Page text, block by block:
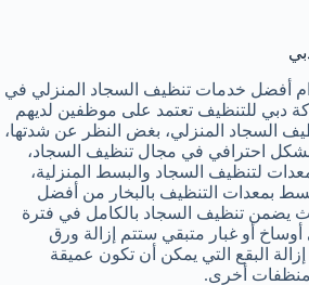
أفضل خدمات تنظيف السجاد المنزلي في
دبي للتنظيف تعتمد على موظفين لديهم
السجاد المنزلي، بغض النظر عن شدتها،
احترافي في مجال تنظيف السجاد،
لتنظيف السجاد والبسط المنزلية،
بمعدات التنظيف بالبخار من أفضل
يضمن تنظيف السجاد بالكامل في فترة
أو غبار متبقي ستتم إزالة ورق
البقع التي يمكن أن تكون عميقة
بمنظفات أخرى.